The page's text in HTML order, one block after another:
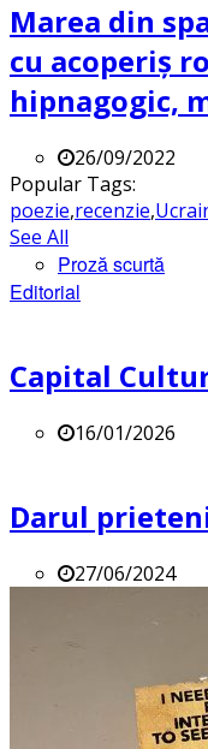
Marea din
cu acoperiș
hipnagogic,
26/09/2022
Popular Tags:
poezie,recenzie,
See All
Proză scurtă
Editorial
Capital
16/01/2026
Darul
27/06/2024